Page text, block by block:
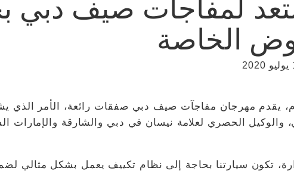
لمفاجآت صيف دبي
الخاصة
يقدم مهرجان مفاجآت صيف دبي صفقات رائعة، الأمر الذي
الحصري لعلامة نيسان في دبي والشارقة والإمارات
تكون سيارتنا بحاجة إلى نظام تكييف يعمل بشكل مثالي